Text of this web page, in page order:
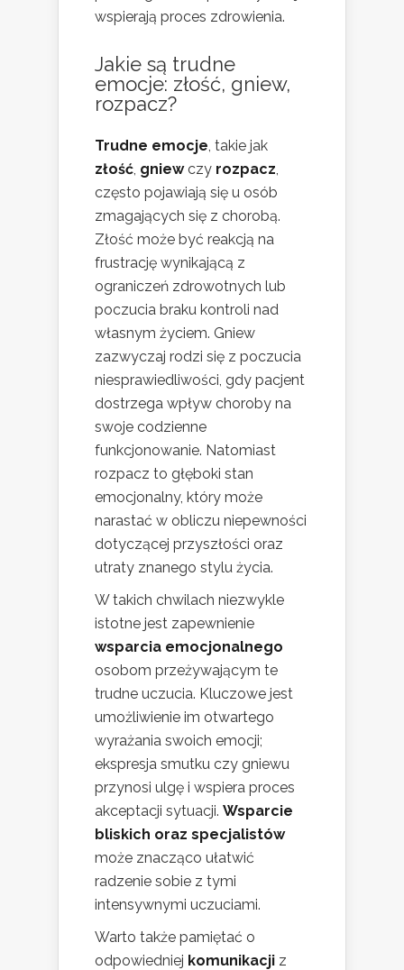
wspierają proces zdrowienia.
Jakie są trudne
emocje: złość, gniew,
rozpacz?
Trudne emocje , takie jak
złość gniewczy rozpacz
często pojawiają się u osób
zmagających się z chorobą.
Złość może być reakcją na
frustrację wynikającą z
ograniczeń zdrowotnych lub
poczucia braku kontroli nad
własnym życiem. Gniew
zazwyczaj rodzi się z poczucia
niesprawiedliwości, gdy pacjent
dostrzega wpływ choroby na
swoje codzienne
funkcjonowanie. Natomiast
rozpacz to głęboki stan
emocjonalny, który może
narastać w obliczu niepewności
dotyczącej przyszłości oraz
utraty znanego stylu życia.
W takich chwilach niezwykle
istotne jest zapewnienie
wsparcia emocjonalnego
osobom przeżywającym te
trudne uczucia. Kluczowe jest
umożliwienie im otwartego
wyrażania swoich emocji;
ekspresja smutku czy gniewu
przynosi ulgę i wspiera proces
akceptacji sytuacji. Wsparcie
bliskich oraz specjalistów
może znacząco ułatwić
radzenie sobie z tymi
intensywnymi uczuciami.
Warto także pamiętać o
odpowiedniej komunikacji z